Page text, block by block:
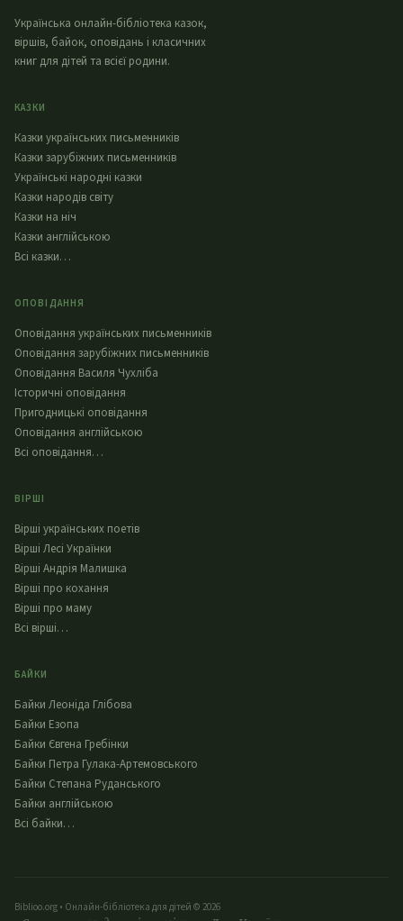
Українська онлайн-бібліотека казок,
віршів, байок, оповідань і класичних
книг для дітей та всієї родини.
КАЗКИ
Казки українських письменників
Казки зарубіжних письменників
Українські народні казки
Казки народів світу
Казки на ніч
Казки англійською
Всі казки…
ОПОВІДАННЯ
Оповідання українських письменників
Оповідання зарубіжних письменників
Оповідання Василя Чухліба
Історичні оповідання
Пригодницькі оповідання
Оповідання англійською
Всі оповідання…
ВІРШІ
Вірші українських поетів
Вірші Лесі Українки
Вірші Андрія Малишка
Вірші про кохання
Вірші про маму
Всі вірші…
БАЙКИ
Байки Леоніда Глібова
Байки Езопа
Байки Євгена Гребінки
Байки Петра Гулака-Артемовського
Байки Степана Руданського
Байки англійською
Всі байки…
Biblioo.org • Онлайн-бібліотека для дітей © 2026